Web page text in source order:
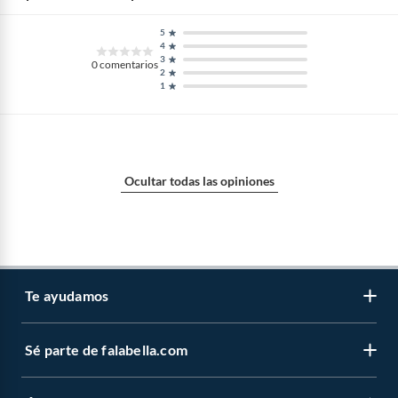
Colombia
Material Papel
Número de edición 1
Idioma Español
0comentarios
1
2
3
4
5
Ocultar todas las opiniones
Te ayudamos
Venta telefónica
Sé parte de falabella.com